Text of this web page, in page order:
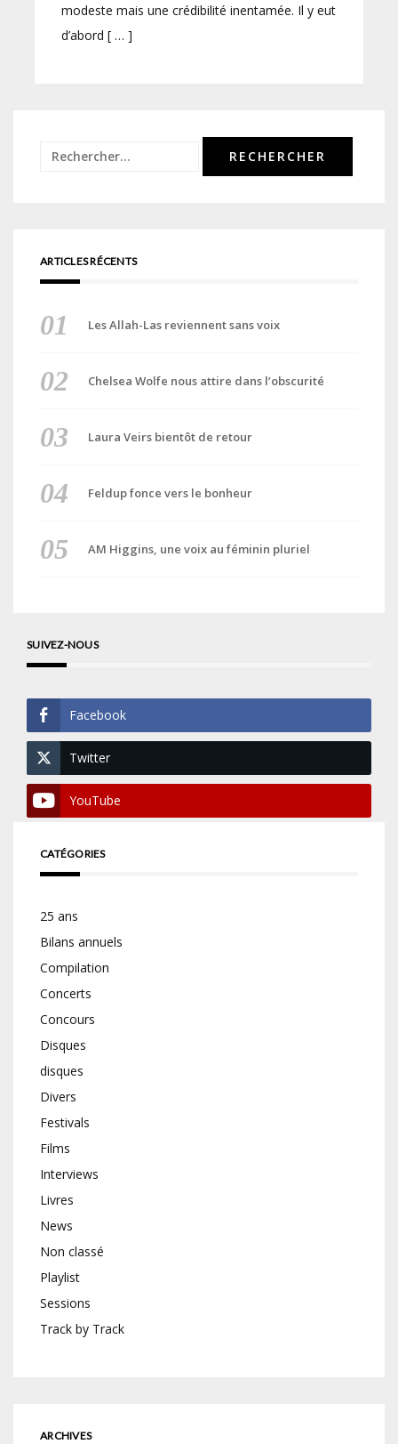
modeste mais une crédibilité inentamée. Il y eut
d’abord [ … ]
Rechercher :
ARTICLES RÉCENTS
Les Allah-Las reviennent sans voix
Chelsea Wolfe nous attire dans l’obscurité
Laura Veirs bientôt de retour
Feldup fonce vers le bonheur
AM Higgins, une voix au féminin pluriel
SUIVEZ-NOUS
Facebook
Twitter
YouTube
CATÉGORIES
25 ans
Bilans annuels
Compilation
Concerts
Concours
Disques
disques
Divers
Festivals
Films
Interviews
Livres
News
Non classé
Playlist
Sessions
Track by Track
ARCHIVES